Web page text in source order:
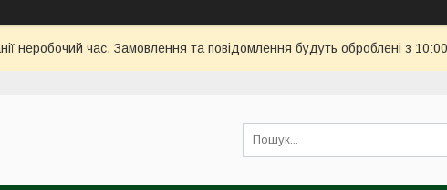
неробочий час. Замовлення та повідомлення будуть оброблені з